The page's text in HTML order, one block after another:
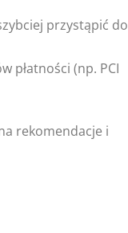
przystąpić do
płatności (np. PCI
rekomendacje i